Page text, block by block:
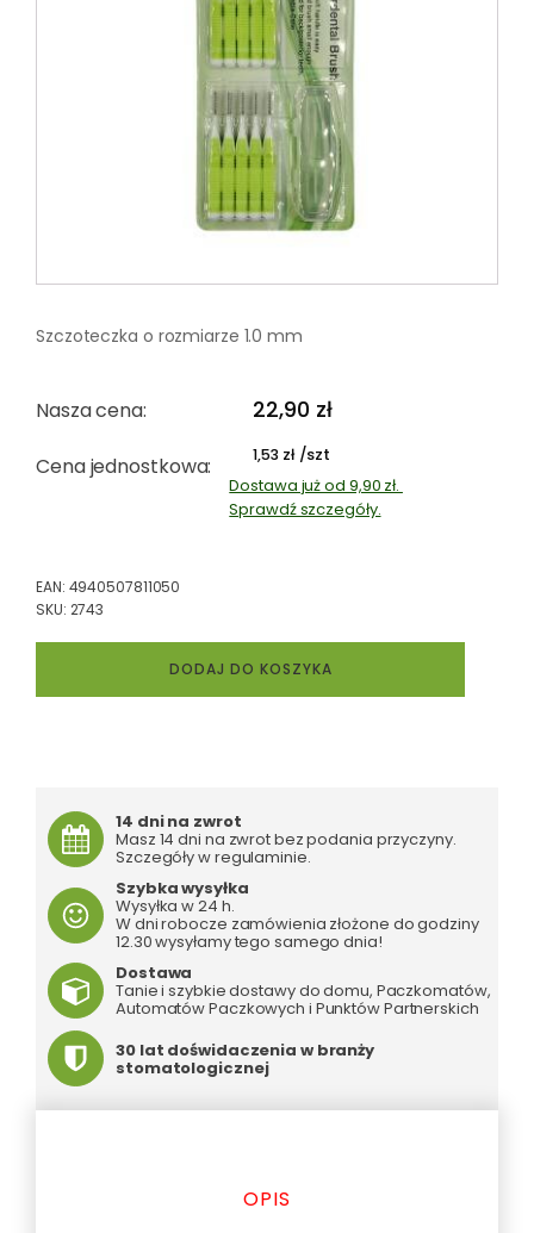
Szczoteczka o rozmiarze 1.0 mm
Nasza cena:
Cena jednostkowa:
22,90 zł
1,53 zł /szt
Dostawa już od 9,90 zł.
Sprawdź szczegóły.
EAN: 4940507811050
SKU: 2743
rozmiar
DODAJ DO KOSZYKA
14 dni na zwrot
Masz 14 dni na zwrot bez podania przyczyny.
Szczegóły w regulaminie.
Szybka wysyłka
Wysyłka w 24 h.
W dni robocze zamówienia złożone do godziny
12.30 wysyłamy tego samego dnia!
Dostawa
Tanie i szybkie dostawy do domu, Paczkomatów,
Automatów Paczkowych i Punktów Partnerskich
30 lat doświdaczenia w branży
stomatologicznej
OPIS